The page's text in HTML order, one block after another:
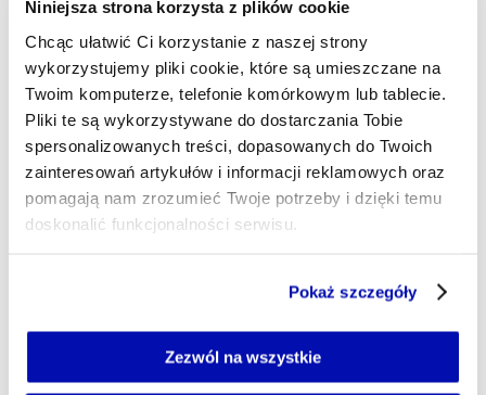
Niniejsza strona korzysta z plików cookie
Chcąc ułatwić Ci korzystanie z naszej strony
wykorzystujemy pliki cookie, które są umieszczane na
Twoim komputerze, telefonie komórkowym lub tablecie.
Pliki te są wykorzystywane do dostarczania Tobie
spersonalizowanych treści, dopasowanych do Twoich
zainteresowań artykułów i informacji reklamowych oraz
pomagają nam zrozumieć Twoje potrzeby i dzięki temu
doskonalić funkcjonalności serwisu.
Jeżeli nie wyrażasz zgody na zapisywanie plików cookie,
możesz łatwo zarządzać swoimi uprawnieniami, np. we
własnej przeglądarce internetowej lub po wybraniu opcji
Pokaż szczegóły
Zezwól na wszystkie
Z wykształcenia jestem psychologiem, z wyboru
(od 1995 r.) - dziennikarzem ekonomicznym, z
zamiłowania - slawistą amatorem. W XYZ będą
dostarczał Czytelnikom i Słuchaczom ważnych i
ciekawych informacji z Europy Środkowej i
Wschodniej.
bartlomiej.mayer@xyz.pl